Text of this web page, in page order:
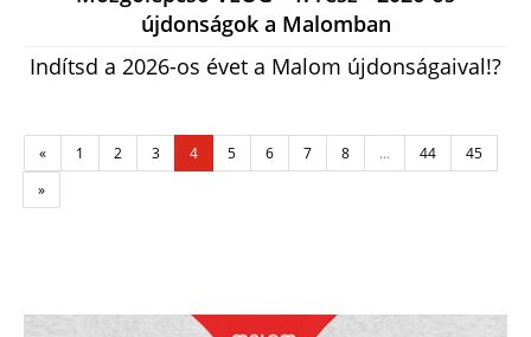
újdonságok a Malomban
Indítsd a 2026-os évet a Malom újdonságaival!?
« 1 2 3 4 5 6 7 8 ... 44
45
»